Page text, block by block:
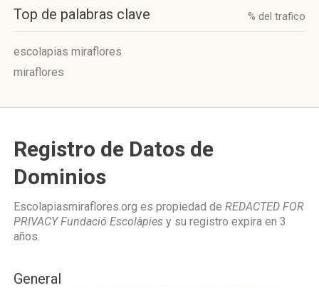
Top de palabras clave % del trafico
escolapias miraflores
miraflores
Registro de Datos de
Dominios
Escolapiasmiraflores.org es propiedad de REDACTED FOR
PRIVACY Fundació Escolàpies y su registro expira en 3
años.
General